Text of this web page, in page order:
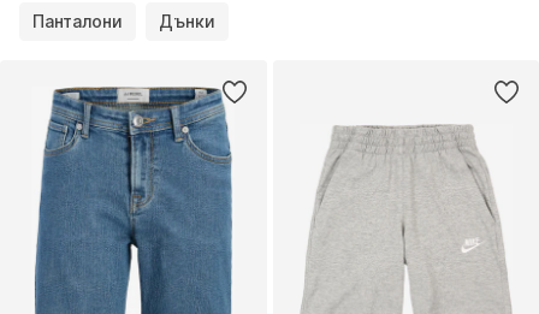
Панталони
Дънки